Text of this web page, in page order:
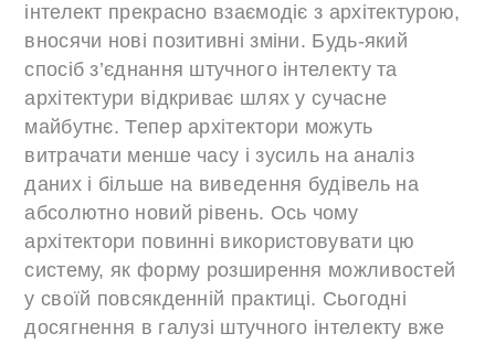
інтелект прекрасно взаємодіє з архітектурою,
вносячи нові позитивні зміни. Будь-який
спосіб з’єднання штучного інтелекту та
архітектури відкриває шлях у сучасне
майбутнє. Тепер архітектори можуть
витрачати менше часу і зусиль на аналіз
даних і більше на виведення будівель на
абсолютно новий рівень. Ось чому
архітектори повинні використовувати цю
систему, як форму розширення можливостей
у своїй повсякденній практиці. Сьогодні
досягнення в галузі штучного інтелекту вже